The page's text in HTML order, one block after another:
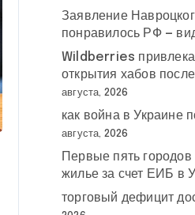
Заявление
понравилось РФ —
Wildberries
открытия хабов
августа, 2026
как война в Украине
августа, 2026
Первые пять
жилье за счет ЕИБ в
торговый дефицит